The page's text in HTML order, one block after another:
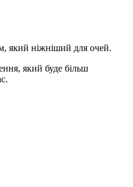
який ніжніший для очей.
який буде більш